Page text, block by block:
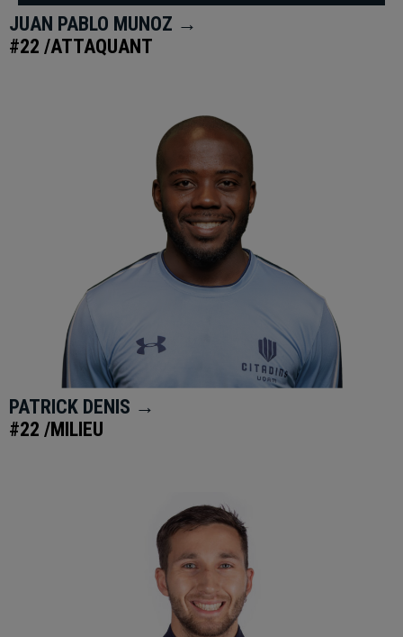
JUAN PABLO MUNOZ →
#22 /ATTAQUANT
PATRICK DENIS →
#22 /MILIEU